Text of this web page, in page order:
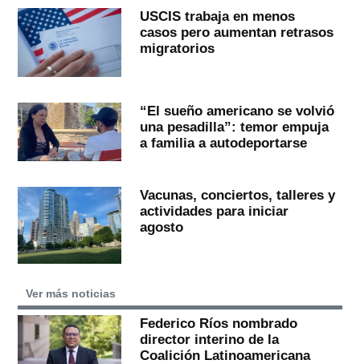
USCIS trabaja en menos
casos pero aumentan retrasos
migratorios
“El sueño americano se volvió
una pesadilla”: temor empuja
a familia a autodeportarse
Vacunas, conciertos, talleres y
actividades para iniciar
agosto
Ver más noticias
Federico Ríos nombrado
director interino de la
Coalición Latinoamericana